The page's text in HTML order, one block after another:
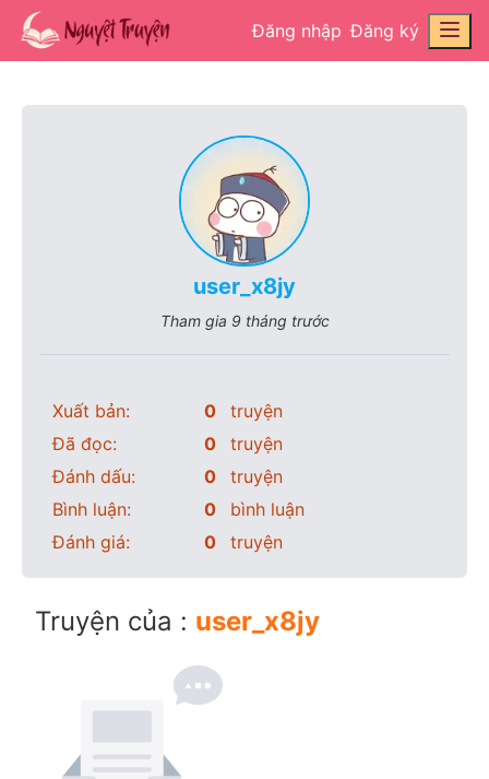
Đăng nhập Đăng ký
user_x8jy
Tham gia 9 tháng trước
Xuất bản: 0
truyện
Đã đọc:
0
truyện
Đánh dấu:
0
truyện
Bình luận:
0
bình luận
Đánh giá:
0 truyện
Truyện của : user_x8jy